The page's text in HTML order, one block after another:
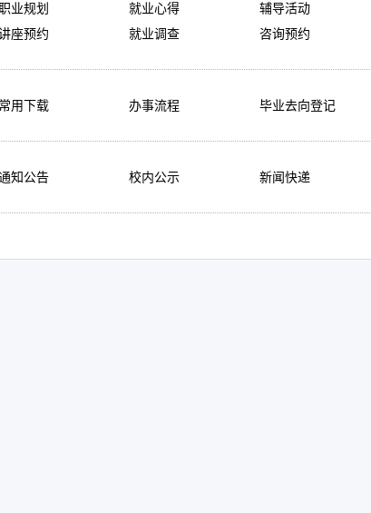
业规划 就业心得 辅导活动
座预约
就业调查 咨询预约
用下载 办事流程 毕业去向登记
知公告 校内公示 新闻快递